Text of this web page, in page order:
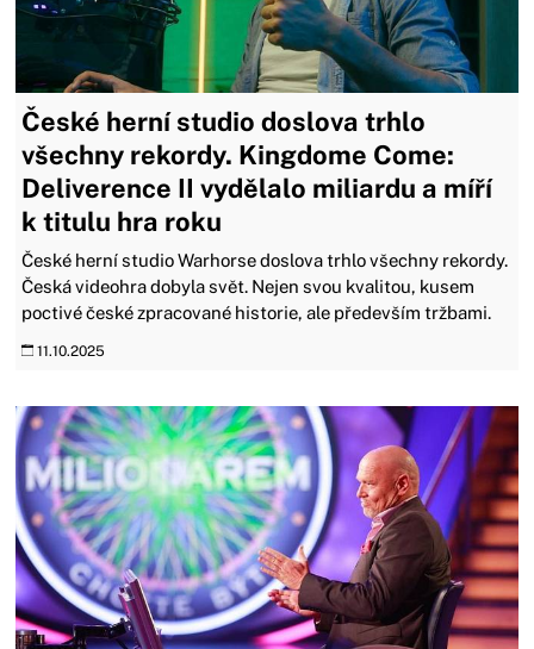
České herní studio doslova trhlo
všechny rekordy. Kingdome Come:
Deliverence II vydělalo miliardu a míří
k titulu hra roku
České herní studio Warhorse doslova trhlo všechny rekordy.
Česká videohra dobyla svět. Nejen svou kvalitou, kusem
poctivé české zpracované historie, ale především tržbami.
11.10.2025